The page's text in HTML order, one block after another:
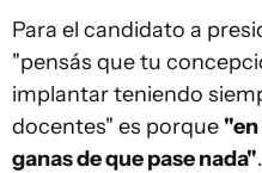
Para el candidato a
"pensás que tu
implantar teniendo
docentes" es porque
ganas de que pase nada"